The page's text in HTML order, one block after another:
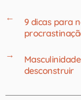
←
9 dicas para
→
desconstruir